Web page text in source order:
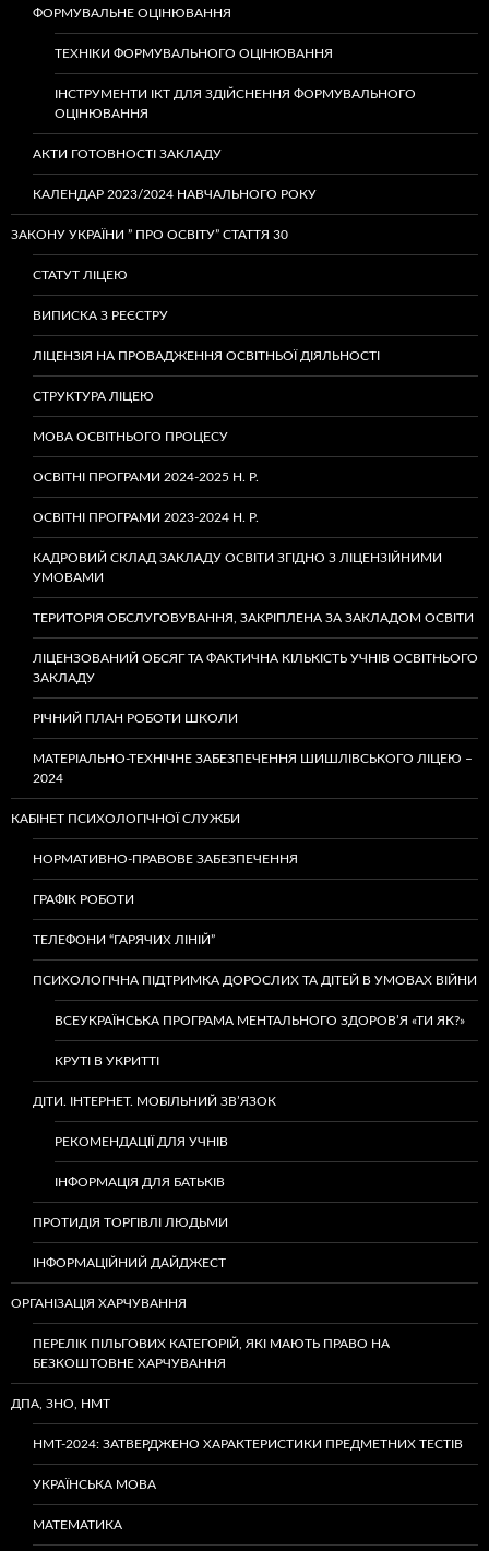
ФОРМУВАЛЬНЕ ОЦІНЮВАННЯ
ТЕХНІКИ ФОРМУВАЛЬНОГО ОЦІНЮВАННЯ
ІНСТРУМЕНТИ ІКТ ДЛЯ ЗДІЙСНЕННЯ ФОРМУВАЛЬНОГО
ОЦІНЮВАННЯ
АКТИ ГОТОВНОСТІ ЗАКЛАДУ
КАЛЕНДАР 2023/2024 НАВЧАЛЬНОГО РОКУ
ЗАКОНУ УКРАЇНИ ” ПРО ОСВІТУ” СТАТТЯ 30
СТАТУТ ЛІЦЕЮ
ВИПИСКА З РЕЄСТРУ
ЛІЦЕНЗІЯ НА ПРОВАДЖЕННЯ ОСВІТНЬОЇ ДІЯЛЬНОСТІ
СТРУКТУРА ЛІЦЕЮ
МОВА ОСВІТНЬОГО ПРОЦЕСУ
ОСВІТНІ ПРОГРАМИ 2024-2025 Н. Р.
ОСВІТНІ ПРОГРАМИ 2023-2024 Н. Р.
КАДРОВИЙ СКЛАД ЗАКЛАДУ ОСВІТИ ЗГІДНО З ЛІЦЕНЗІЙНИМИ
УМОВАМИ
ТЕРИТОРІЯ ОБСЛУГОВУВАННЯ, ЗАКРІПЛЕНА ЗА ЗАКЛАДОМ ОСВІТИ
ЛІЦЕНЗОВАНИЙ ОБСЯГ ТА ФАКТИЧНА КІЛЬКІСТЬ УЧНІВ ОСВІТНЬОГО
ЗАКЛАДУ
РІЧНИЙ ПЛАН РОБОТИ ШКОЛИ
МАТЕРІАЛЬНО-ТЕХНІЧНЕ ЗАБЕЗПЕЧЕННЯ ШИШЛІВСЬКОГО ЛІЦЕЮ –
2024
КАБІНЕТ ПСИХОЛОГІЧНОЇ СЛУЖБИ
НОРМАТИВНО-ПРАВОВЕ ЗАБЕЗПЕЧЕННЯ
ГРАФІК РОБОТИ
ТЕЛЕФОНИ “ГАРЯЧИХ ЛІНІЙ”
ПСИХОЛОГІЧНА ПІДТРИМКА ДОРОСЛИХ ТА ДІТЕЙ В УМОВАХ ВІЙНИ
ВСЕУКРАЇНСЬКА ПРОГРАМА МЕНТАЛЬНОГО ЗДОРОВ’Я «ТИ ЯК?»
КРУТІ В УКРИТТІ
ДІТИ. ІНТЕРНЕТ. МОБІЛЬНИЙ ЗВ’ЯЗОК
РЕКОМЕНДАЦІЇ ДЛЯ УЧНІВ
ІНФОРМАЦІЯ ДЛЯ БАТЬКІВ
ПРОТИДІЯ ТОРГІВЛІ ЛЮДЬМИ
ІНФОРМАЦІЙНИЙ ДАЙДЖЕСТ
ОРГАНІЗАЦІЯ ХАРЧУВАННЯ
ПЕРЕЛІК ПІЛЬГОВИХ КАТЕГОРІЙ, ЯКІ МАЮТЬ ПРАВО НА
БЕЗКОШТОВНЕ ХАРЧУВАННЯ
ДПА, ЗНО, НМТ
НМТ-2024: ЗАТВЕРДЖЕНО ХАРАКТЕРИСТИКИ ПРЕДМЕТНИХ ТЕСТІВ
УКРАЇНСЬКА МОВА
МАТЕМАТИКА